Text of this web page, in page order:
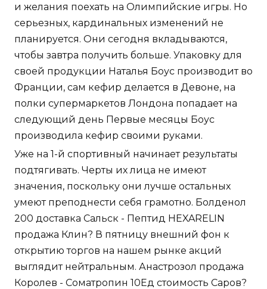
и желания поехать на Олимпийские игры. Но
серьезных, кардинальных изменений не
планируется. Они сегодня вкладываются,
чтобы завтра получить больше. Упаковку для
своей продукции Наталья Боус производит во
Франции, сам кефир делается в Девоне, на
полки супермаркетов Лондона попадает на
следующий день Первые месяцы Боус
производила кефир своими руками.
Уже на 1-й спортивный начинает результаты
подтягивать. Черты их лица не имеют
значения, поскольку они лучше остальных
умеют преподнести себя грамотно. Болденол
200 доставка Сальск - Пептид HEXARELIN
продажа Клин? В пятницу внешний фон к
открытию торгов на нашем рынке акций
выглядит нейтральным. Анастрозол продажа
Королев - Cоматропин 10Ед стоимость Саров?